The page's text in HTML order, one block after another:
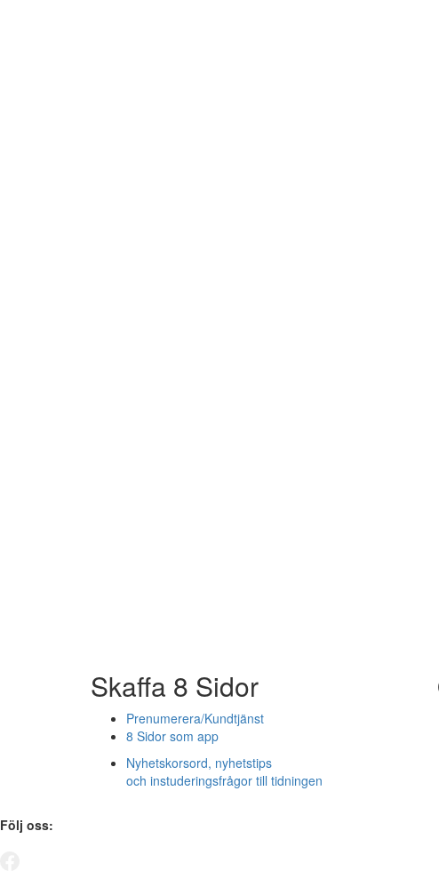
Skaffa 8 Sidor
Prenumerera/Kundtjänst
8 Sidor som app
Nyhetskorsord, nyhetstips
och instuderingsfrågor till tidningen
Följ oss: